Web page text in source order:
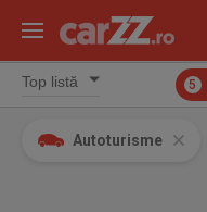
5
Autoturisme